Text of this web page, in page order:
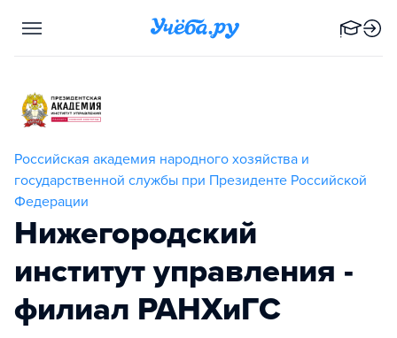
Российская академия народного хозяйства и
государственной службы при Президенте Российской
Федерации
Нижегородский
институт управления -
филиал РАНХиГС